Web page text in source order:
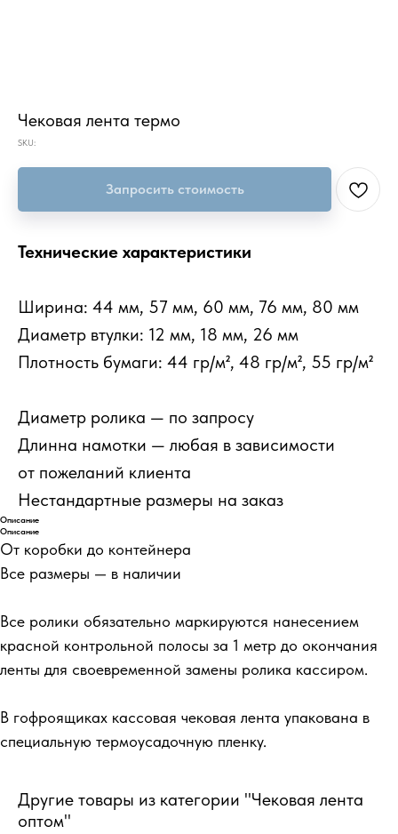
Чековая лента термо
SKU:
Запросить стоимость
Технические характеристики
Ширина: 44 мм, 57 мм, 60 мм, 76 мм, 80 мм
Диаметр втулки: 12 мм, 18 мм, 26 мм
Плотность бумаги: 44 гр/м², 48 гр/м², 55 гр/м²
Диаметр ролика — по запросу
Длинна намотки — любая в зависимости
от пожеланий клиента
Нестандартные размеры на заказ
Описание
Описание
От коробки до контейнера
Все размеры — в наличии
Все ролики обязательно маркируются нанесением
красной контрольной полосы за 1 метр до окончания
ленты для своевременной замены ролика кассиром.
В гофроящиках кассовая чековая лента упакована в
специальную термоусадочную пленку.
Другие товары из категории "Чековая лента
оптом"